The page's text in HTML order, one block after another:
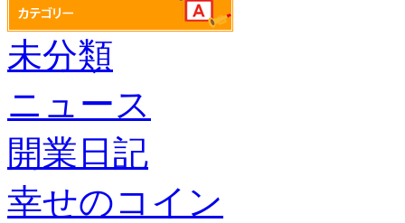
未分類
ニュース
開業日記
幸せのコイン